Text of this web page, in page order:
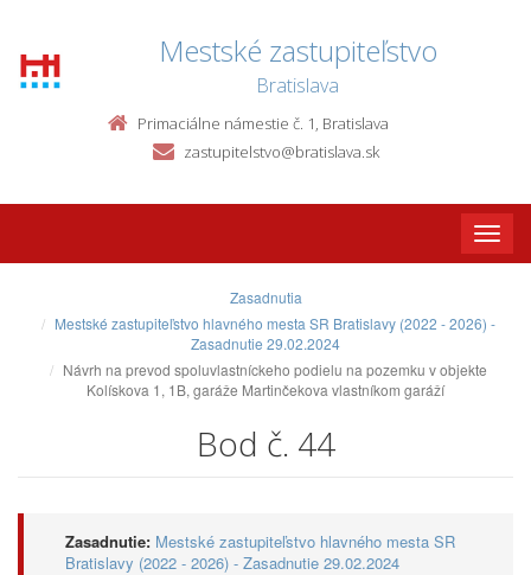
Mestské zastupiteľstvo
Bratislava
Primaciálne námestie č. 1, Bratislava
zastupitelstvo@bratislava.sk
Toggle
Zasadnutia
Mestské zastupiteľstvo hlavného mesta SR Bratislavy (2022 - 2026) -
Zasadnutie 29.02.2024
Návrh na prevod spoluvlastníckeho podielu na pozemku v objekte
Kolískova 1, 1B, garáže Martinčekova vlastníkom garáží
Bod č. 44
Zasadnutie: Mestské zastupiteľstvo hlavného mesta SR
Bratislavy (2022 - 2026) - Zasadnutie 29.02.2024